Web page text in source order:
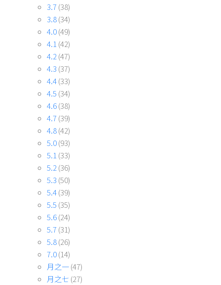
3.7 (38)
3.8(34)
4.0(49)
4.1 (42)
4.2 (47)
4.3 (37)
4.4(33)
4.5 (34)
4.6(38)
4.7 (39)
4.8(42)
5.0(93)
5.1 (33)
5.2 (36)
5.3 (50)
5.4(39)
5.5 (35)
5.6(24)
5.7 (31)
5.8(26)
7.0(14)
月之一(47)
月之七 (27)